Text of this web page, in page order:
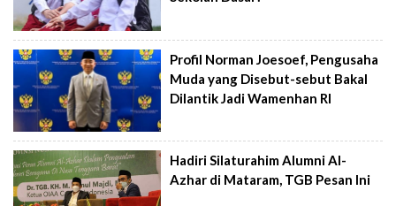
Profil Norman Joesoef, Pengusaha
Muda yang Disebut-sebut Bakal
Dilantik Jadi Wamenhan RI
Hadiri Silaturahim Alumni Al-
Azhar di Mataram, TGB Pesan Ini